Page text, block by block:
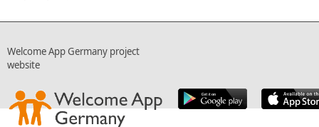
Welcome App Germany project
website